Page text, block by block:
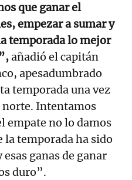
que ganar el
empezar a sumar y
temporada lo mejor
añadió el capitán
apesadumbrado
temporada una vez
norte. Intentamos
empate no lo damos
la temporada ha sido
ganas de ganar
duro”.